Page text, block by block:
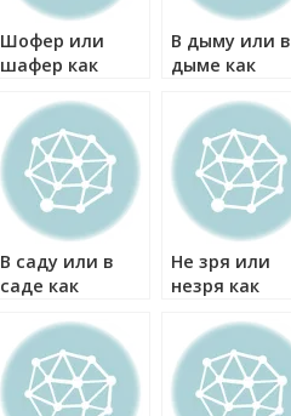
Шофер или
шафер как
В дыму или в
дыме как
В саду или в
саде как
Не зря или
незря как